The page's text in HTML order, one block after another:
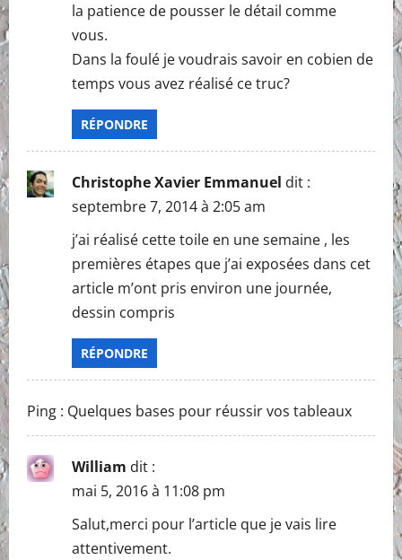
la patience de pousser le détail comme
vous.
Dans la foulé je voudrais savoir en cobien de
temps vous avez réalisé ce truc?
RÉPONDRE
Christophe Xavier Emmanuel dit :
septembre 7, 2014 à 2:05 am
j’ai réalisé cette toile en une semaine , les
premières étapes que j’ai exposées dans cet
article m’ont pris environ une journée,
dessin compris
RÉPONDRE
Ping : Quelques bases pour réussir vos tableaux
William dit :
mai 5, 2016 à 11:08 pm
Salut,merci pour l’article que je vais lire
attentivement.